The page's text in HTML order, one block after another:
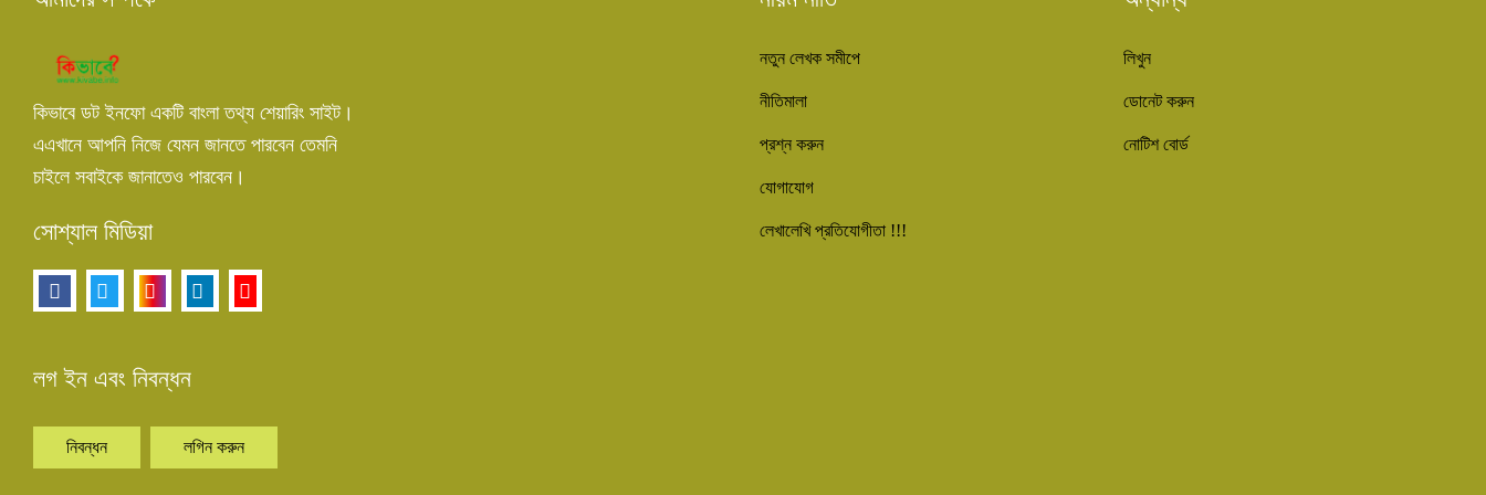
কিভাবে ডট ইনফো একটি বাংলা তথ্য শেয়ারিং সাইট।
এএখানে আপনি নিজে যেমন জানতে পারবেন তেমনি
চাইলে সবাইকে জানাতেও পারবেন।
সোশ্যাল মিডিয়া
লগ ইন এবং নিবন্ধন
নিবন্ধন লগিন করুন
নতুন লেখক সমীপে
নীতিমালা
প্রশ্ন করুন
যোগাযোগ
লেখালেখি প্রতিযোগীতা !!!
লিখুন
ডোনেট করুন
নোটিশ বোর্ড